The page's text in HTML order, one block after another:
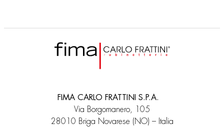
FIMA CARLO FRATTINI S.P.A.
Via Borgomanero, 105
28010 Briga Novarese (NO) – Italia